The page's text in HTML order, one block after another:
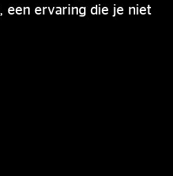
een ervaring die je niet